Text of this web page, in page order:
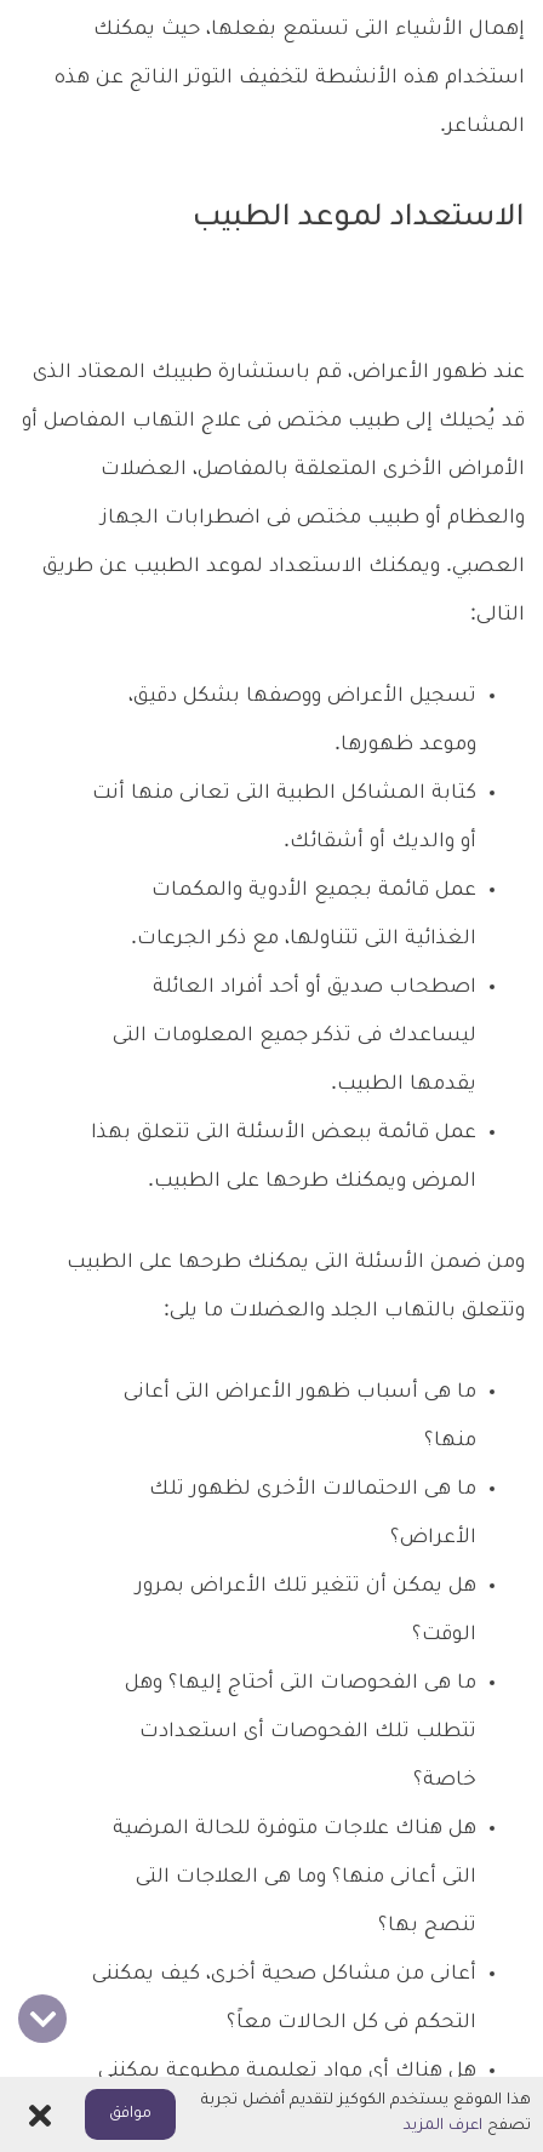
إهمال الأشياء التى تستمع بفعلها، حيث يمكنك
استخدام هذه الأنشطة لتخفيف التوتر الناتج عن هذه
المشاعر.
الاستعداد لموعد الطبيب
عند ظهور الأعراض، قم باستشارة طبيبك المعتاد الذى
قد يُحيلك إلى طبيب مختص فى علاج التهاب المفاصل أو
الأمراض الأخرى المتعلقة بالمفاصل، العضلات
والعظام أو طبيب مختص فى اضطرابات الجهاز
العصبي. ويمكنك الاستعداد لموعد الطبيب عن طريق
التالى:
تسجيل الأعراض ووصفها بشكل دقيق،
وموعد ظهورها.
كتابة المشاكل الطبية التى تعانى منها أنت
أو والديك أو أشقائك.
عمل قائمة بجميع الأدوية والمكمات
الغذائية التى تتناولها، مع ذكر الجرعات.
اصطحاب صديق أو أحد أفراد العائلة
ليساعدك فى تذكر جميع المعلومات التى
يقدمها الطبيب.
عمل قائمة ببعض الأسئلة التى تتعلق بهذا
المرض ويمكنك طرحها على الطبيب.
ومن ضمن الأسئلة التى يمكنك طرحها على الطبيب
وتتعلق بالتهاب الجلد والعضلات ما يلى:
ما هى أسباب ظهور الأعراض التى أعانى
منها؟
ما هى الاحتمالات الأخرى لظهور تلك
الأعراض؟
هل يمكن أن تتغير تلك الأعراض بمرور
الوقت؟
ما هى الفحوصات التى أحتاج إليها؟ وهل
تتطلب تلك الفحوصات أى استعدادت
خاصة؟
هل هناك علاجات متوفرة للحالة المرضية
التى أعانى منها؟ وما هى العلاجات التى
تنصح بها؟
أعانى من مشاكل صحية أخرى، كيف يمكننى
التحكم فى كل الحالات معاً؟
هل هناك أى مواد تعليمية مطبوعة يمكننى
الاستعانة بها؟ وما هى المواقع التى تنصح
هذا الموقع يستخدم الكوكيز لتقديم أفضل تجربة
تصفح اعرف المزيد
موافق اغلاق